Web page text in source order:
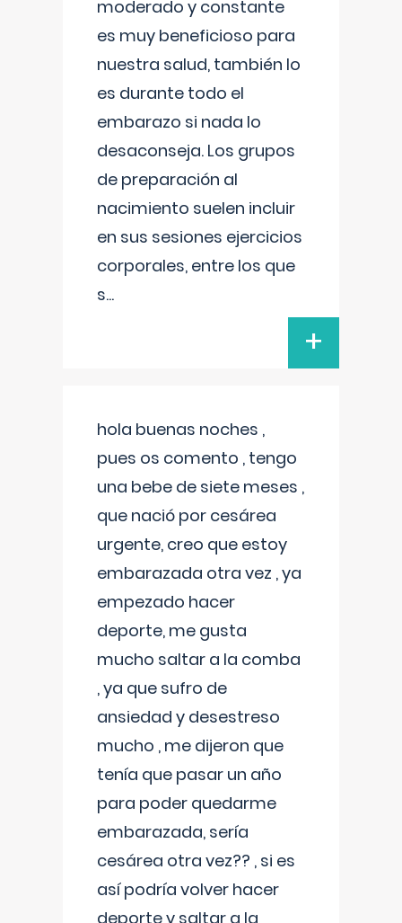
moderado y constante
es muy beneficioso para
nuestra salud, también lo
es durante todo el
embarazo si nada lo
desaconseja. Los grupos
de preparación al
nacimiento suelen incluir
en sus sesiones ejercicios
corporales, entre los que
s...
+
hola buenas noches ,
pues os comento , tengo
una bebe de siete meses ,
que nació por cesárea
urgente, creo que estoy
embarazada otra vez , ya
empezado hacer
deporte, me gusta
mucho saltar a la comba
, ya que sufro de
ansiedad y desestreso
mucho , me dijeron que
tenía que pasar un año
para poder quedarme
embarazada, sería
cesárea otra vez?? , si es
así podría volver hacer
deporte y saltar a la